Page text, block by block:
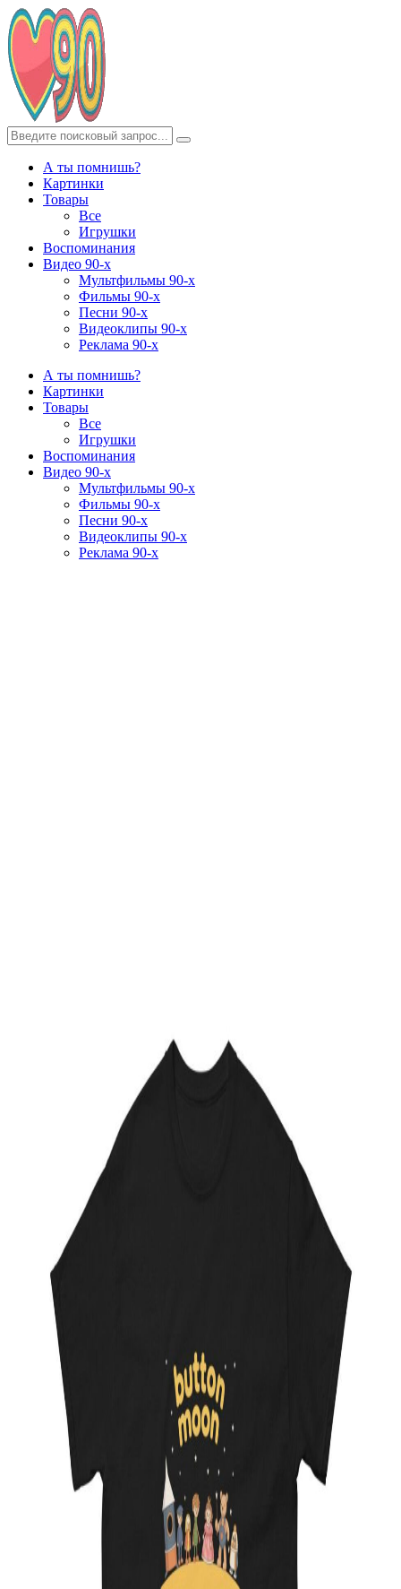
А ты помнишь?
Картинки
Товары
Все
Игрушки
Воспоминания
Видео 90-х
Мультфильмы 90-х
Фильмы 90-х
Песни 90-х
Видеоклипы 90-х
Реклама 90-х
А ты помнишь?
Картинки
Товары
Все
Игрушки
Воспоминания
Видео 90-х
Мультфильмы 90-х
Фильмы 90-х
Песни 90-х
Видеоклипы 90-х
Реклама 90-х